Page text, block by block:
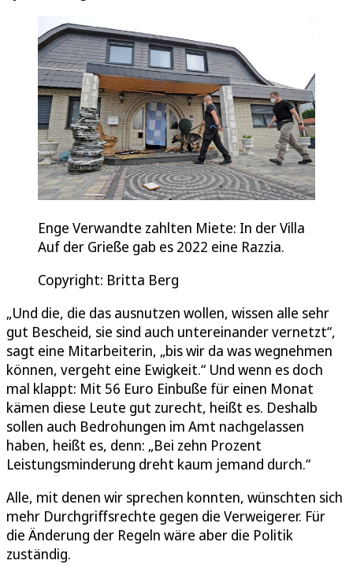
Enge Verwandte zahlten Miete: In der Villa
Auf der Grieße gab es 2022 eine Razzia.
Copyright: Britta Berg
„Und die, die das ausnutzen wollen, wissen alle sehr
gut Bescheid, sie sind auch untereinander vernetzt“,
sagt eine Mitarbeiterin, „bis wir da was wegnehmen
können, vergeht eine Ewigkeit.“ Und wenn es doch
mal klappt: Mit 56 Euro Einbuße für einen Monat
kämen diese Leute gut zurecht, heißt es. Deshalb
sollen auch Bedrohungen im Amt nachgelassen
haben, heißt es, denn: „Bei zehn Prozent
Leistungsminderung dreht kaum jemand durch.“
Alle, mit denen wir sprechen konnten, wünschten sich
mehr Durchgriffsrechte gegen die Verweigerer. Für
die Änderung der Regeln wäre aber die Politik
zuständig.